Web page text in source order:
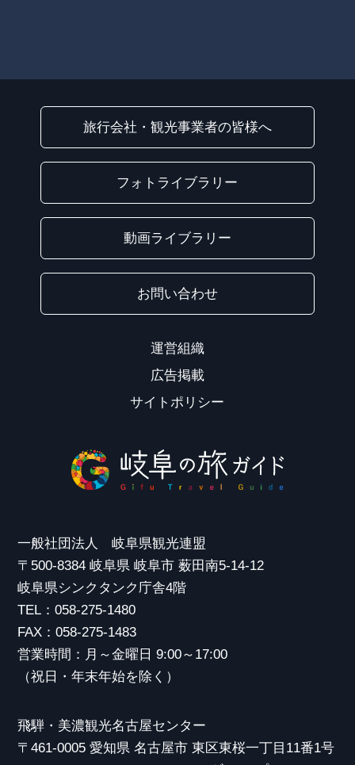
旅行会社・観光事業者の皆様へ
フォトライブラリー
動画ライブラリー
お問い合わせ
運営組織
広告掲載
サイトポリシー
一般社団法人 岐阜県観光連盟
〒500-8384 岐阜県 岐阜市 薮田南5-14-12
岐阜県シンクタンク庁舎4階
TEL：058-275-1480
FAX：058-275-1483
営業時間：月～金曜日 9:00～17:00
（祝日・年末年始を除く）
飛騨・美濃観光名古屋センター
〒461-0005 愛知県 名古屋市 東区東桜一丁目11番1号